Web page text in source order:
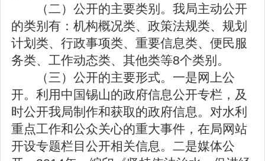
（二）公开的主要类别。我局主动公开
的类别有：机构概况类、政策法规类、规划
计划类、行政事项类、重要信息类、便民服
务类、工作动态类、其他类等8个类别。
（三）公开的主要形式。一是网上公
开。利用中国锡山的政府信息公开专栏，及
时公开我局制作和获取的政府信息。对水利
重点工作和公众关心的重大事件，在局网站
开设专题栏目公开相关信息。二是媒体公